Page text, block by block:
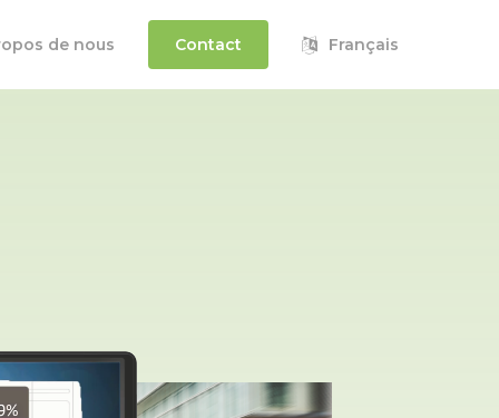
de nous Contact Français